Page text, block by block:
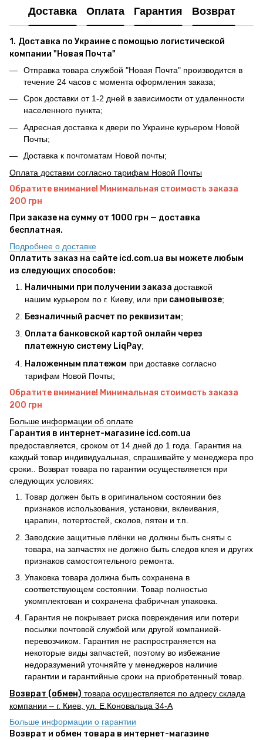
Доставка Оплата Гарантия Возврат
1. Доставка по Украине с помощью логистической
компании "Новая Почта"
Отправка товара службой "Новая Почта" производится в
течение 24 часов с момента оформления заказа;
Срок доставки от 1-2 дней в зависимости от удаленности
населенного пункта;
Адресная доставка к двери по Украине курьером Новой
Почты;
Доставка к почтоматам Новой почты;
Оплата доставки согласно тарифам Новой Почты
Обратите внимание! Минимальная стоимость заказа
200 грн
При заказе на сумму от 1000 грн — доставка
бесплатная.
Подробнее о доставке
Оплатить заказ на сайте icd.com.ua вы можете любым
из следующих способов:
Наличными при получении заказа доставкой
нашим курьером по г. Киеву, или при самовывозе;
Безналичный расчет по реквизитам;
Оплата банковской картой онлайн через
платежную систему LiqPay;
Наложенным платежом при доставке согласно
тарифам Новой Почты;
Обратите внимание! Минимальная стоимость заказа
200 грн
Больше информации об оплате
Гарантия в интернет-магазине icd.com.ua
предоставляется, сроком от 14 дней до 1 года. Гарантия на
каждый товар индивидуальная, спрашивайте у менеджера про
сроки.. Возврат товара по гарантии осуществляется при
следующих условиях:
Товар должен быть в оригинальном состоянии без
признаков использования, установки, вклеивания,
царапин, потертостей, сколов, пятен и т.п.
Заводские защитные плёнки не должны быть сняты с
товара, на запчастях не должно быть следов клея и других
признаков самостоятельного ремонта.
Упаковка товара должна быть сохранена в
соответствующем состоянии. Товар полностью
укомплектован и сохранена фабричная упаковка.
Гарантия не покрывает риска повреждения или потери
посылки почтовой службой или другой компанией-
перевозчиком. Гарантия не распространяется на
некоторые виды запчастей, поэтому во избежание
недоразумений уточняйте у менеджеров наличие
гарантии и гарантийные сроки на приобретенный товар.
Возврат (обмен) товара осуществляется по адресу склада
компании – г. Киев, ул. Е.Коновальца 34-А
Больше информации о гарантии
Возврат и обмен товара в интернет-магазине